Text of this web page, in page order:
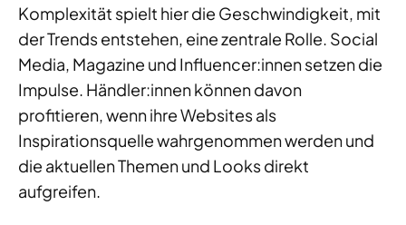
Komplexität spielt hier die Geschwindigkeit, mit
der Trends entstehen, eine zentrale Rolle. Social
Media, Magazine und Influencer:innen setzen die
Impulse. Händler:innen können davon
profitieren, wenn ihre Websites als
Inspirationsquelle wahrgenommen werden und
die aktuellen Themen und Looks direkt
aufgreifen.